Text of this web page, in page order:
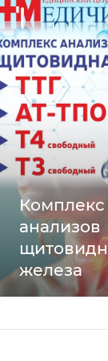
Комплекс
анализов
железа